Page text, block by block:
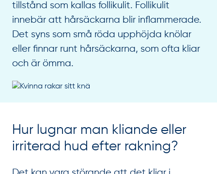
tillstånd som kallas follikulit. Follikulit
innebär att hårsäckarna blir inflammerade.
Det syns som små röda upphöjda knölar
eller finnar runt hårsäckarna, som ofta kliar
och är ömma.
Hur lugnar man kliande eller
irriterad hud efter rakning?